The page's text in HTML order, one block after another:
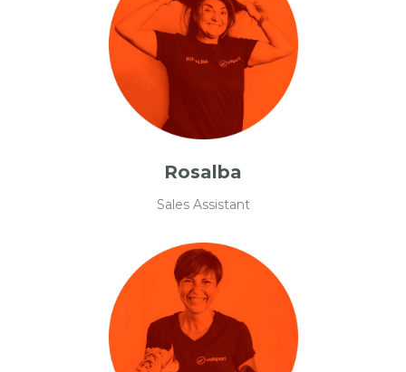
Rosalba
Sales Assistant